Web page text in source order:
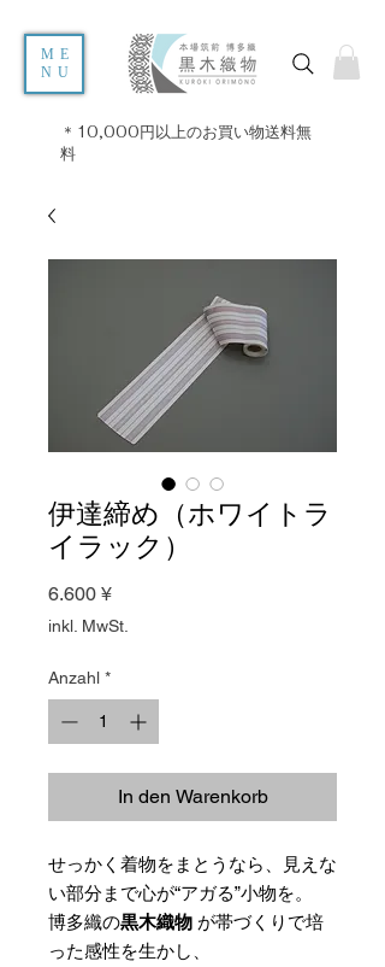
ME
NU
＊10,000円以上のお買い物送料無
料
伊達締め（ホワイトラ
イラック）
6.600 ¥Preis
inkl. MwSt.
Anzahl *
In den Warenkorb
せっかく着物をまとうなら、見えな
い部分まで心が“アガる”小物を。
博多織の黒木織物 が帯づくりで培
った感性を生かし、